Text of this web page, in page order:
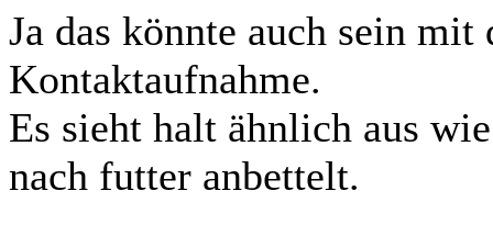
Ja das könnte auch sein
Kontaktaufnahme.
Es sieht halt ähnlich aus
nach futter anbettelt.